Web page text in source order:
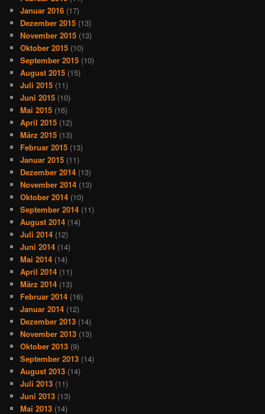
Januar 2016 (17)
Dezember 2015 (13)
November 2015 (13)
Oktober 2015 (10)
September 2015 (10)
August 2015 (15)
Juli 2015 (11)
Juni 2015 (10)
Mai 2015 (16)
April 2015 (12)
März 2015 (13)
Februar 2015 (13)
Januar 2015 (11)
Dezember 2014 (13)
November 2014 (13)
Oktober 2014 (10)
September 2014 (11)
August 2014 (14)
Juli 2014 (12)
Juni 2014 (14)
Mai 2014 (14)
April 2014 (11)
März 2014 (13)
Februar 2014 (16)
Januar 2014 (12)
Dezember 2013 (14)
November 2013 (13)
Oktober 2013 (9)
September 2013 (14)
August 2013 (14)
Juli 2013 (11)
Juni 2013 (13)
Mai 2013 (14)